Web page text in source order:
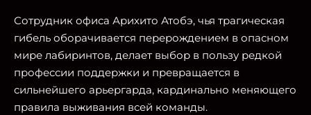
Сотрудник офиса Арихито Атобэ, чья трагическая
гибель оборачивается перерождением в опасном
мире лабиринтов, делает выбор в пользу редкой
профессии поддержки и превращается в
сильнейшего арьергарда, кардинально меняющего
правила выживания всей команды.